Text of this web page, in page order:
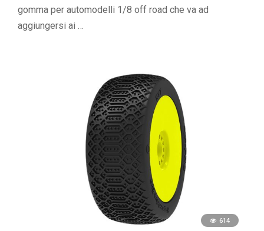
gomma per automodelli 1/8 off road che va ad
aggiungersi ai …
614